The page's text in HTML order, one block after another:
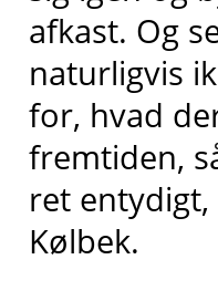
afkast. Og
naturligvis
for, hvad
fremtiden,
ret entydigt,
Kølbek.